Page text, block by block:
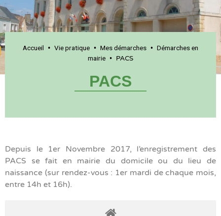
Accueil • Vie pratique • Mes démarches • Démarches en
mairie • PACS
PACS
Depuis le 1er Novembre 2017, l’enregistrement des
PACS se fait en mairie du domicile ou du lieu de
naissance (sur rendez-vous : 1er mardi de chaque mois,
entre 14h et 16h).